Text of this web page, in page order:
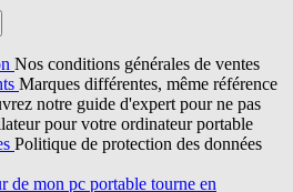
Nos conditions générales de ventes
Marques différentes, même référence
notre guide d'expert pour ne pas
pour votre ordinateur portable
Politique de protection des données
de mon pc portable tourne en